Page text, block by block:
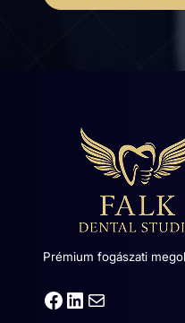
Prémium fogászati
Facebook LinkedIn Mail